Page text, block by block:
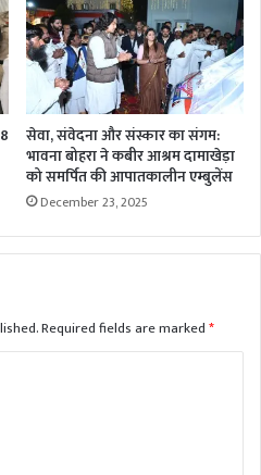
सेवा, संवेदना और संस्कार का संगम:
भावना बोहरा ने कबीर आश्रम दामाखेड़ा
को समर्पित की आपातकालीन एम्बुलेंस
December 23, 2025
Required fields are marked*